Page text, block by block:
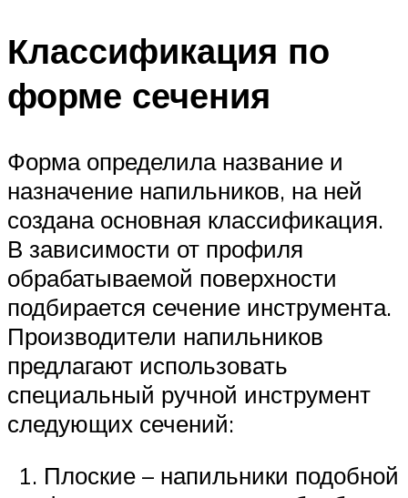
Классификация по
форме сечения
Форма определила название и
назначение напильников, на ней
создана основная классификация.
В зависимости от профиля
обрабатываемой поверхности
подбирается сечение инструмента.
Производители напильников
предлагают использовать
специальный ручной инструмент
следующих сечений:
Плоские – напильники подобной